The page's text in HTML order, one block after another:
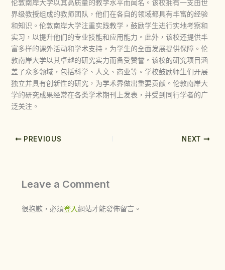
伦敦南岸大学以其高质量的教学水平而闻名。该校拥有一支由世
界级教授组成的教师团队，他们在各自的领域都具有丰富的经验
和知识。伦敦南岸大学注重实践教学，鼓励学生进行实地考察和
实习，以提升他们的专业技能和应用能力。此外，该校还提供丰
富多样的课外活动和学术支持，为学生的全面发展提供保障。伦
敦南岸大学以其卓越的研究实力而备受赞誉。该校的研究项目涵
盖了众多领域，包括科学、人文、商业等。学校鼓励师生们开展
独立并具有创新性的研究，为学术界做出重要贡献。伦敦南岸大
学的研究成果经常在各类学术期刊上发表，并受到同行学者的广
泛关注。
PREVIOUS NEXT
Leave a Comment
很抱歉，必須登入網站才能發佈留言。